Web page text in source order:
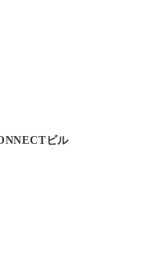
ビル